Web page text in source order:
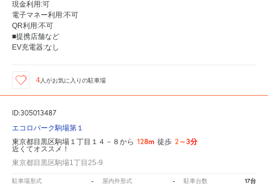
現金利用:可
電子マネー利用:不可
QR利用:不可
■提携店舗など
EV充電器:なし
4人がお気に入りの駐車場
ID:305013487
エコロパーク駒場第１
東京都目黒区駒場１丁目１４－８から 128m 徒歩 2～3分
近くてオススメ！
東京都目黒区駒場1丁目25-9
駐車場形式 - 屋内外形式 - 駐車台数 17台